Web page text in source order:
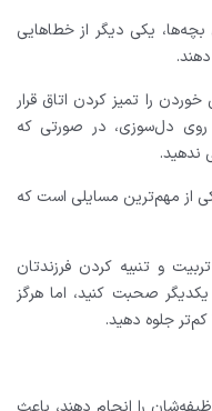
یکی دیگر از خطاهایی
را تمیز کردن اتاق قرار
روی دل‌سوزی، در صورتی که
ندهید.
از مهم‌ترین مسایلی است که
و تنبیه کردن فرزندتان
صحبت کنید، اما هرگز
جلوه دهید.